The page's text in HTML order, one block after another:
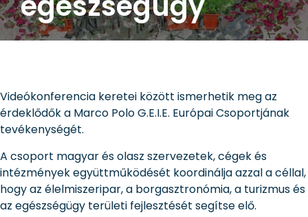
Videókonferencia keretei között ismerhetik meg az
érdeklődők a Marco Polo G.E.I.E. Európai Csoportjának
tevékenységét.
A csoport magyar és olasz szervezetek, cégek és
intézmények együttműködését koordinálja azzal a céllal,
hogy az élelmiszeripar, a borgasztronómia, a turizmus és
az egészségügy területi fejlesztését segítse elő.